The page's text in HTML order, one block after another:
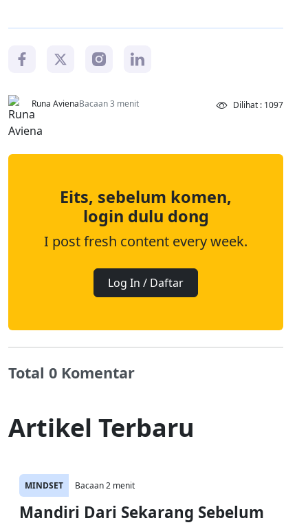
Runa AvienaBacaan 3 menit Dilihat : 1097
Eits, sebelum komen,
login dulu dong
I post fresh content every week.
Log In / Daftar
Total 0 Komentar
Artikel Terbaru
MINDSET Bacaan 2 menit
Mandiri Dari Sekarang Sebelum